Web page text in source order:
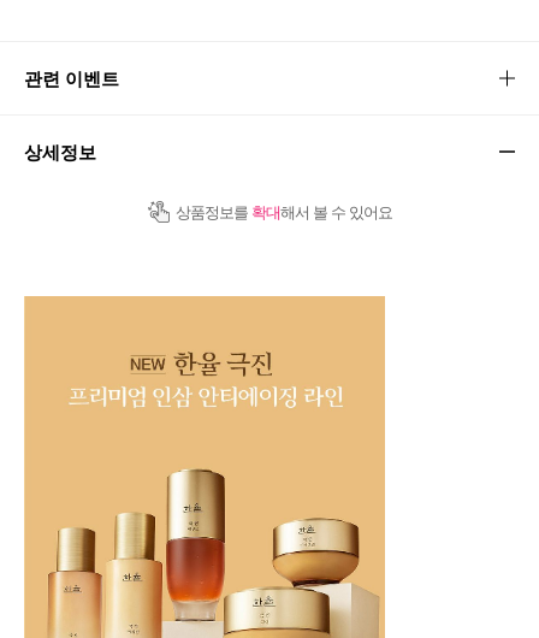
관련 이벤트
상세정보
상품정보를 확대해서 볼 수 있어요